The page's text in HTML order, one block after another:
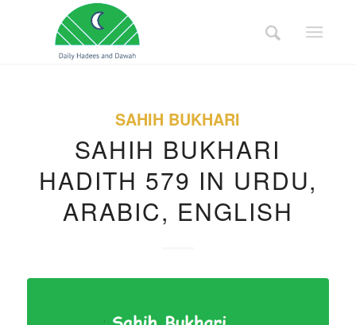
SAHIH BUKHARI
SAHIH BUKHARI
HADITH 579 IN URDU,
ARABIC, ENGLISH